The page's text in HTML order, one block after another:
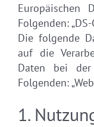
Europäischen
Folgenden: „DS-
Die folgende
auf die
Daten bei
Folgenden:
1.